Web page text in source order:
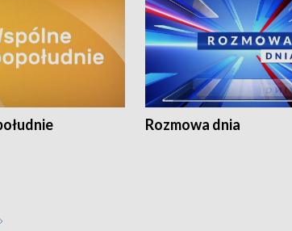
Rozmowa dnia